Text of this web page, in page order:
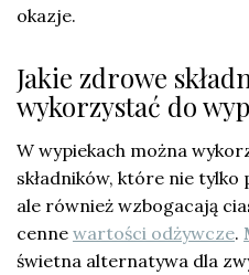
okazje.
Jakie zdrowe
wykorzystać do
W wypiekach można
składników, które nie
ale również wzbogacają
cenne wartości odżywcze.
świetna alternatywa dla